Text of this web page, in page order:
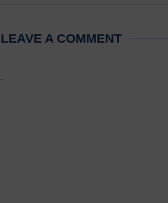
LEAVE A COMMENT